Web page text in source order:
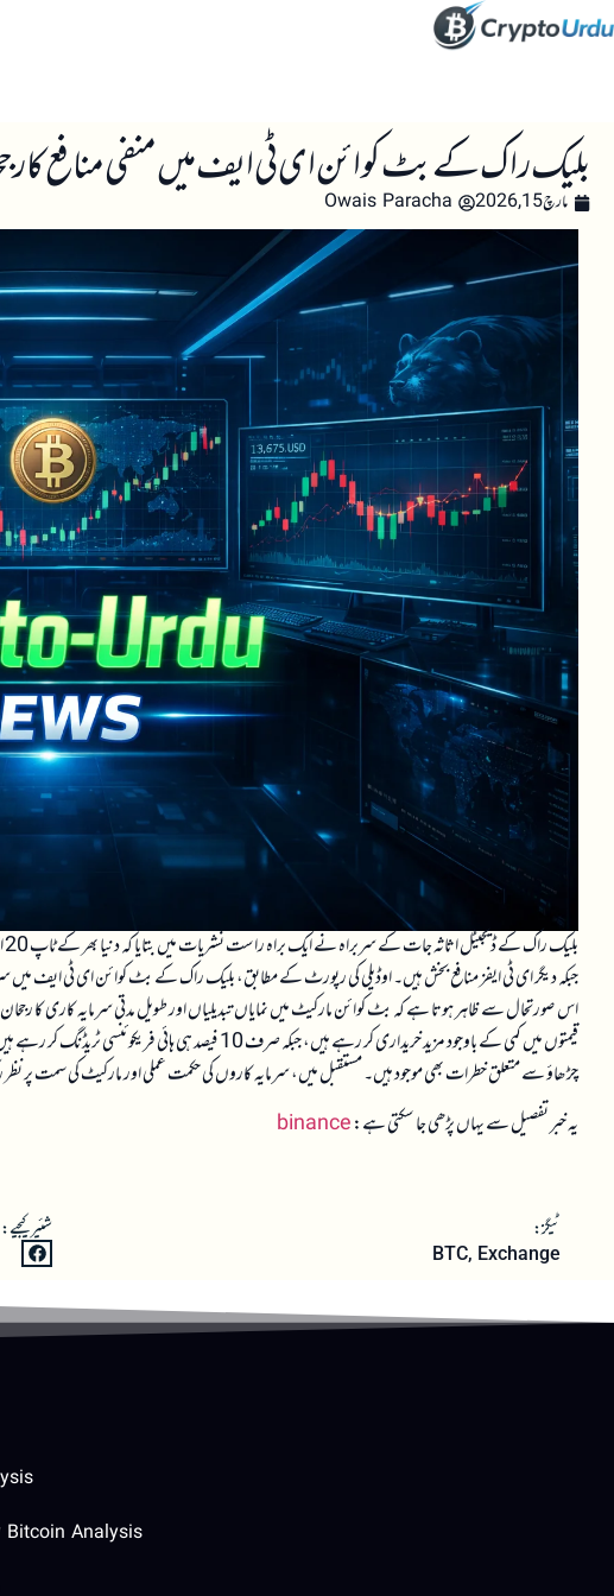
بلیک راک کے بٹ کوائن ای ٹی ایف میں منفی منافع کا
مارچ 15, 2026 Owais Paracha
بلیک راک کے ڈیجیٹل اثاثہ جات کے سربراہ نے ایک براہ راست نشریات میں بتایا کہ دنیا بھر کے ٹاپ 20 ای ٹی ایف میں سے صرف بلیک راک کا
قیمتوں میں کمی کے باوجود مزید خریداری کر رہے ہیں، جبکہ
چڑھاؤ سے متعلق خطرات بھی موجود ہیں۔ مستقبل میں، سرمایہ کاروں کی حکمت عملی اور مارکیٹ کی سمت پر نظر
یہ خبر تفصیل سے یہاں پڑھی جا سکتی ہے:binance
ٹیگز:
BTC, Exchange
شئیر کیجیے:
Bitcoin Analysis